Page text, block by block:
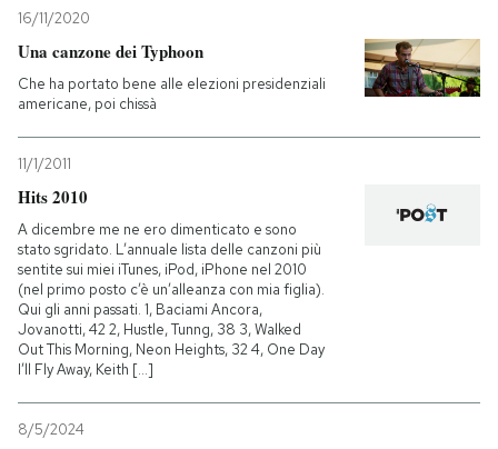
16/11/2020
Una canzone dei Typhoon
Che ha portato bene alle elezioni presidenziali
americane, poi chissà
11/1/2011
Hits 2010
A dicembre me ne ero dimenticato e sono
stato sgridato. L’annuale lista delle canzoni più
sentite sui miei iTunes, iPod, iPhone nel 2010
(nel primo posto c’è un’alleanza con mia figlia).
Qui gli anni passati. 1, Baciami Ancora,
Jovanotti, 42 2, Hustle, Tunng, 38 3, Walked
Out This Morning, Neon Heights, 32 4, One Day
I’ll Fly Away, Keith [...]
8/5/2024